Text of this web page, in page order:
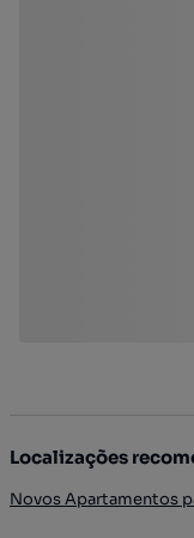
Localizações
Novos Apartamentos